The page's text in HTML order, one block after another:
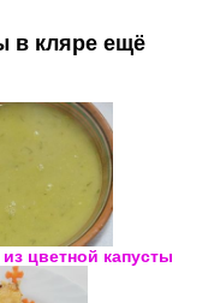
в кляре ещё
цветной капусты